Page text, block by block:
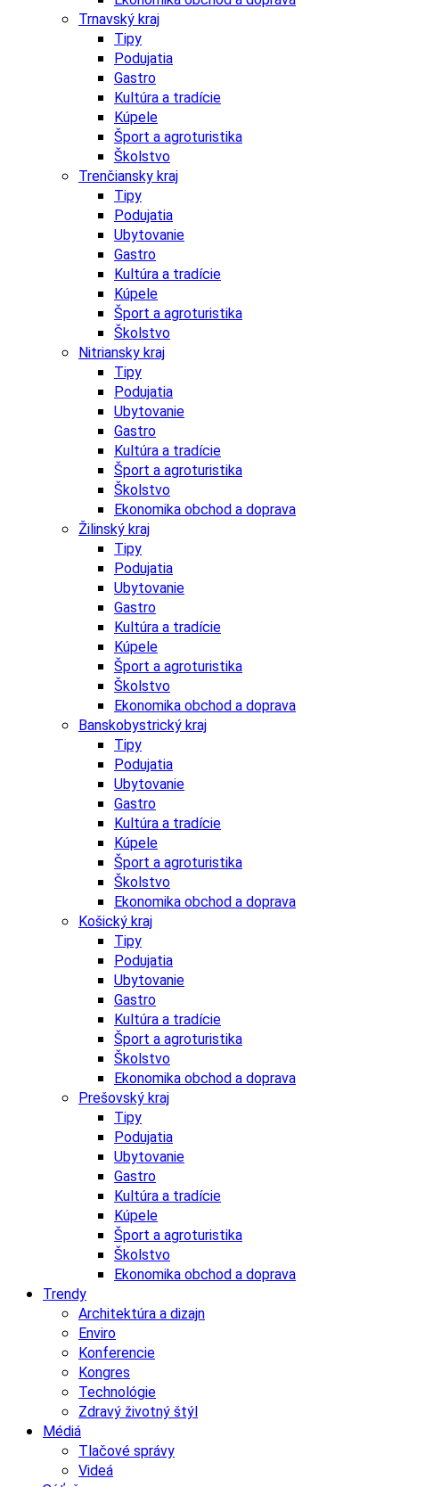
Trnavský kraj
Tipy
Podujatia
Gastro
Kultúra a tradície
Kúpele
Šport a agroturistika
Školstvo
Trenčiansky kraj
Tipy
Podujatia
Ubytovanie
Gastro
Kultúra a tradície
Kúpele
Šport a agroturistika
Školstvo
Nitriansky kraj
Tipy
Podujatia
Ubytovanie
Gastro
Kultúra a tradície
Šport a agroturistika
Školstvo
Ekonomika obchod a doprava
Žilinský kraj
Tipy
Podujatia
Ubytovanie
Gastro
Kultúra a tradície
Kúpele
Šport a agroturistika
Školstvo
Ekonomika obchod a doprava
Banskobystrický kraj
Tipy
Podujatia
Ubytovanie
Gastro
Kultúra a tradície
Kúpele
Šport a agroturistika
Školstvo
Ekonomika obchod a doprava
Košický kraj
Tipy
Podujatia
Ubytovanie
Gastro
Kultúra a tradície
Šport a agroturistika
Školstvo
Ekonomika obchod a doprava
Prešovský kraj
Tipy
Podujatia
Ubytovanie
Gastro
Kultúra a tradície
Kúpele
Šport a agroturistika
Školstvo
Ekonomika obchod a doprava
Trendy
Architektúra a dizajn
Enviro
Konferencie
Kongres
Technológie
Zdravý životný štýl
Médiá
Tlačové správy
Videá